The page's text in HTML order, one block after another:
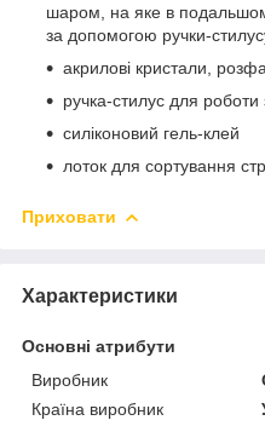
шаром, на яке в
за допомогою ручки-
акрилові кристали,
ручка-стилус для роботи
силіконовий гель-клей
лоток для сортування
Приховати
Характеристики
Основні атрибути
Виробник
Країна виробник